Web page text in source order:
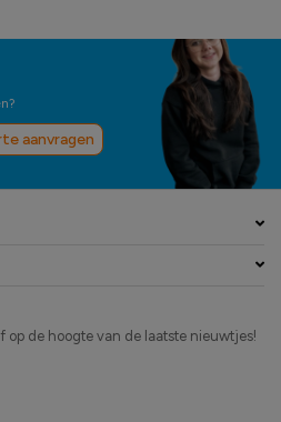
aanvragen
op de hoogte van de laatste nieuwtjes!